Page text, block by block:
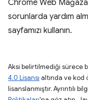
Chrome Web
sorunlarda yardım
sayfamızı kullanın.
Aksi belirtilmediği sürece
4.0 Lisansı altında ve kod
lisanslanmıştır. Ayrıntılı